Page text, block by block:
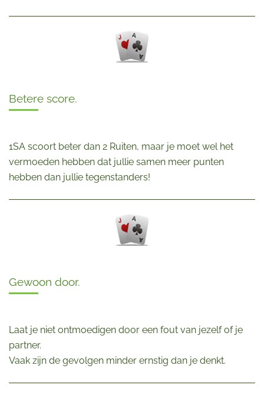
Betere score.
1SA scoort beter dan 2 Ruiten, maar je moet wel het
vermoeden hebben dat jullie samen meer punten
hebben dan jullie tegenstanders!
Gewoon door.
Laat je niet ontmoedigen door een fout van jezelf of je
partner.
Vaak zijn de gevolgen minder ernstig dan je denkt.